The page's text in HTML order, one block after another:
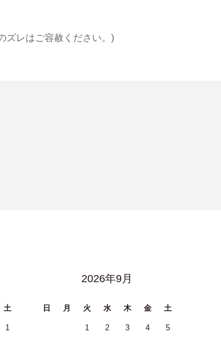
ズレはご容赦ください。)
土
1
2026年9月
日 月 火 水 木 金 土
1 2 3 4 5